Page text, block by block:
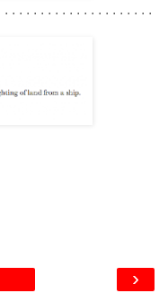
. . . . . . . . . . . . . . . . . . . .
›